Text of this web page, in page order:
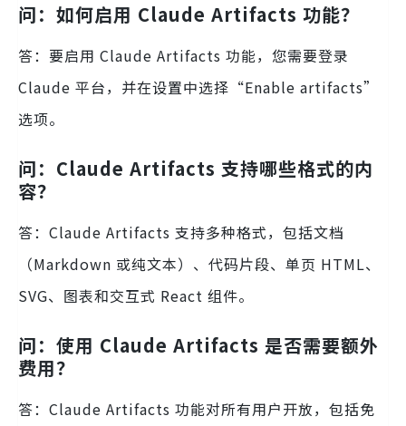
问：如何启用 Claude Artifacts 功能？
答：要启用 Claude Artifacts 功能，您需要登录
Claude 平台，并在设置中选择“Enable artifacts”
选项。
问：Claude Artifacts 支持哪些格式的内
容？
答：Claude Artifacts 支持多种格式，包括文档
（Markdown 或纯文本）、代码片段、单页 HTML、
SVG、图表和交互式 React 组件。
问：使用 Claude Artifacts 是否需要额外
费用？
答：Claude Artifacts 功能对所有用户开放，包括免